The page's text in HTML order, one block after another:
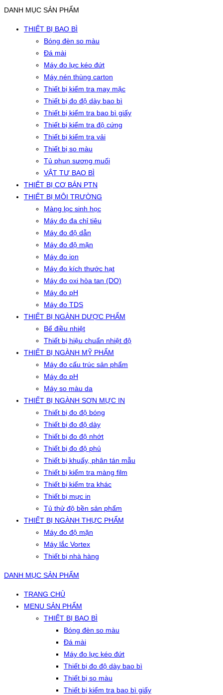
DANH MỤC SẢN PHẨM
THIẾT BỊ BAO BÌ
Bóng đèn so màu
Đá mài
Máy đo lực kéo đứt
Máy nén thùng carton
Thiết bị kiểm tra may mặc
Thiết bị đo độ dày bao bì
Thiết bị kiểm tra bao bì giấy
Thiết bị kiểm tra độ cứng
Thiết bị kiểm tra vải
Thiết bị so màu
Tủ phun sương muối
VẬT TƯ BAO BÌ
THIẾT BỊ CƠ BẢN PTN
THIẾT BỊ MÔI TRƯỜNG
Màng lọc sinh học
Máy đo đa chỉ tiêu
Máy đo độ dẫn
Máy đo độ mặn
Máy đo ion
Máy đo kích thước hạt
Máy đo oxi hòa tan (DO)
Máy đo pH
Máy đo TDS
THIẾT BỊ NGÀNH DƯỢC PHẨM
Bể điều nhiệt
Thiết bị hiệu chuẩn nhiệt độ
THIẾT BỊ NGÀNH MỸ PHẨM
Máy đo cấu trúc sản phẩm
Máy đo pH
Máy so màu da
THIẾT BỊ NGÀNH SƠN MỰC IN
Thiết bị đo độ bóng
Thiết bị đo độ dày
Thiết bị đo độ nhớt
Thiết bị đo độ phủ
Thiết bị khuấy, phân tán mẫu
Thiết bị kiểm tra màng film
Thiết bị kiểm tra khác
Thiết bị mực in
Tủ thử độ bền sản phẩm
THIẾT BỊ NGÀNH THỰC PHẨM
Máy đo độ mặn
Máy lắc Vortex
Thiết bị nhà hàng
DANH MỤC SẢN PHẨM
TRANG CHỦ
MENU SẢN PHẨM
THIẾT BỊ BAO BÌ
Bóng đèn so màu
Đá mài
Máy đo lực kéo đứt
Thiết bị đo độ dày bao bì
Thiết bị so màu
Thiết bị kiểm tra bao bì giấy